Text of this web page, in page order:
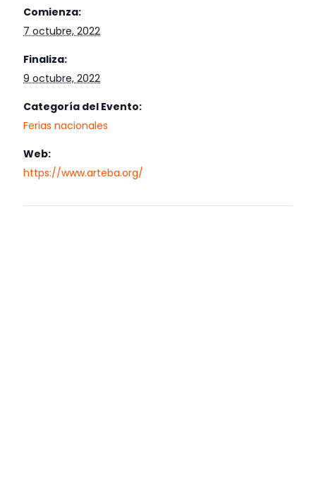
Comienza:
7 octubre, 2022
Finaliza:
9 octubre, 2022
Categoría del Evento:
Ferias nacionales
Web:
https://www.arteba.org/